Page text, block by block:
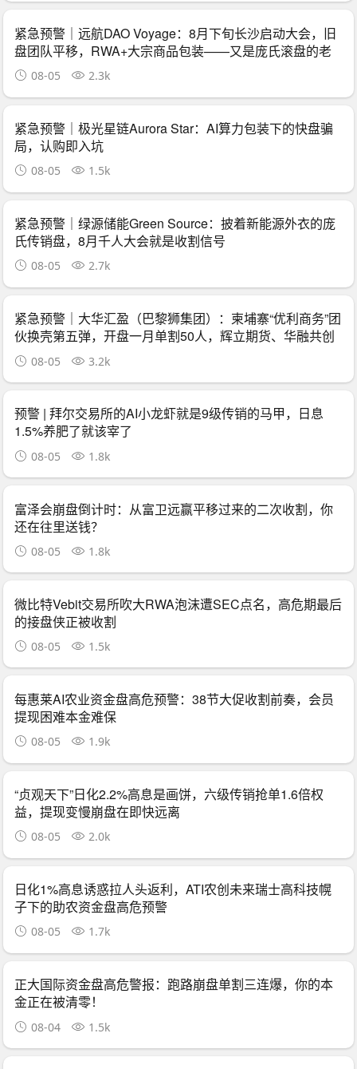
紧急预警｜远航DAO Voyage：8月下旬长沙启动大会，旧
盘团队平移，RWA+大宗商品包装——又是庞氏滚盘的老
剧本08-05 2.3k
紧急预警｜极光星链Aurora Star：AI算力包装下的快盘骗
局，认购即入坑
08-05 1.5k
紧急预警｜绿源储能Green Source：披着新能源外衣的庞
氏传销盘，8月千人大会就是收割信号
08-05 2.7k
紧急预警｜大华汇盈（巴黎狮集团）：柬埔寨“优利商务”团
伙换壳第五弹，开盘一月单割50人，辉立期货、华融共创
怎么崩的它就怎么崩
08-05 3.2k
预警 | 拜尔交易所的AI小龙虾就是9级传销的马甲，日息
1.5%养肥了就该宰了
08-05 1.8k
富泽会崩盘倒计时：从富卫远赢平移过来的二次收割，你
还在往里送钱？
08-05 1.8k
微比特Vebit交易所吹大RWA泡沫遭SEC点名，高危期最后
的接盘侠正被收割
08-05 1.5k
每惠莱AI农业资金盘高危预警：38节大促收割前奏，会员
提现困难本金难保
08-05 1.9k
“贞观天下”日化2.2%高息是画饼，六级传销抢单1.6倍权
益，提现变慢崩盘在即快远离
08-05 2.0k
日化1%高息诱惑拉人头返利，ATI农创未来瑞士高科技幌
子下的助农资金盘高危预警
08-05 1.7k
正大国际资金盘高危警报：跑路崩盘单割三连爆，你的本
金正在被清零！
08-04 1.5k